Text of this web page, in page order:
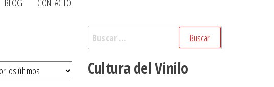
BLOG CONTACTO
Buscar:
Cultura del Vinilo